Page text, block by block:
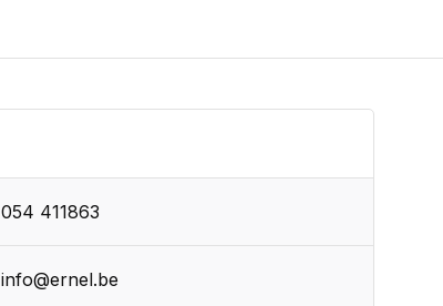
054 411863
info@ernel.be